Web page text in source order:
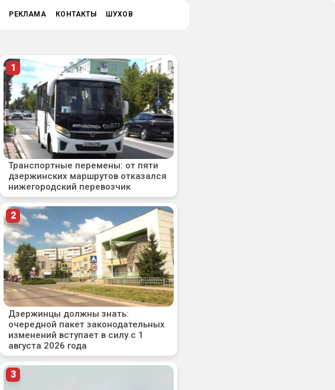
РЕКЛАМА КОНТАКТЫ ШУХОВ